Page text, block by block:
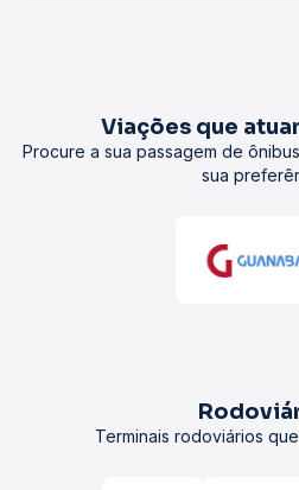
Viações que
Procure a sua passagem de
sua
Terminais rodoviários